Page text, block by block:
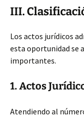
III.
Los actos jurídicos
esta oportunidad se
importantes.
1. Actos
Atendiendo al